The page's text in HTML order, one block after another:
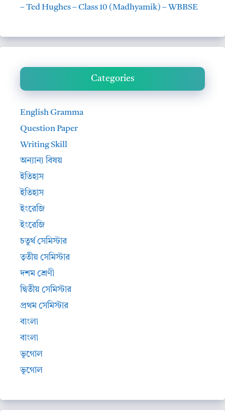
– Ted Hughes – Class 10 (Madhyamik) – WBBSE
Categories
English Gramma
Question Paper
Writing Skill
অন্যান্য বিষয়
ইতিহাস
ইতিহাস
ইংরেজি
ইংরেজি
চতুর্থ সেমিস্টার
তৃতীয় সেমিস্টার
দশম শ্রেণী
দ্বিতীয় সেমিস্টার
প্রথম সেমিস্টার
বাংলা
বাংলা
ভূগোল
ভূগোল